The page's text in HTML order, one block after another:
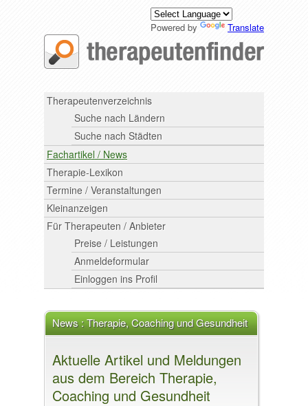
Powered by Translate
Therapeutenverzeichnis
Suche nach Ländern
Suche nach Städten
Fachartikel / News
Therapie-Lexikon
Termine / Veranstaltungen
Kleinanzeigen
Für Therapeuten / Anbieter
Preise / Leistungen
Anmeldeformular
Einloggen ins Profil
News : Therapie, Coaching und Gesundheit
Aktuelle Artikel und Meldungen
aus dem Bereich Therapie,
Coaching und Gesundheit